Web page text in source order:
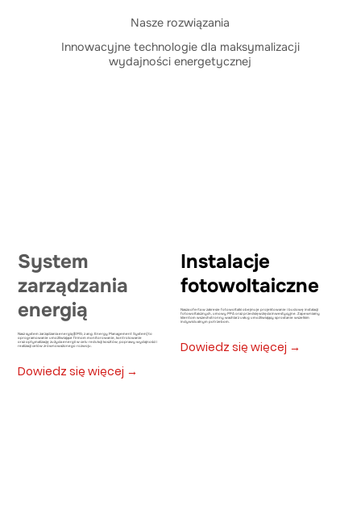
Nasze rozwiązania
Innowacyjne technologie dla maksymalizacji
wydajności energetycznej
System
zarządzania
energią
Nasz system zarządzania energią (EMS; z ang. Energy Management System) to
oprogramowanie umożliwiające firmom monitorowanie, kontrolowanie
oraz optymalizację zużycia energii w celu redukcji kosztów, poprawy wydajności i
realizacji celów zrównoważonego rozwoju.
Dowiedz się więcej →
Instalacje
fotowoltaiczne
Nasza oferta w zakresie fotowoltaiki obejmuje projektowanie i budowę instalacji
fotowoltaicznych, umowy PPA oraz przedsięwzięcia inwestycyjne. Zapewniamy
klientom wszechstronny wachlarz usług umożliwiający sprostanie wszelkim
indywidualnym potrzebom.
Dowiedz się więcej →